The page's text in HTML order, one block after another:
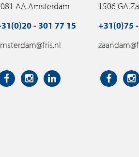
AA Amsterdam
- 301 77 15
1506 GA
+31(0)75